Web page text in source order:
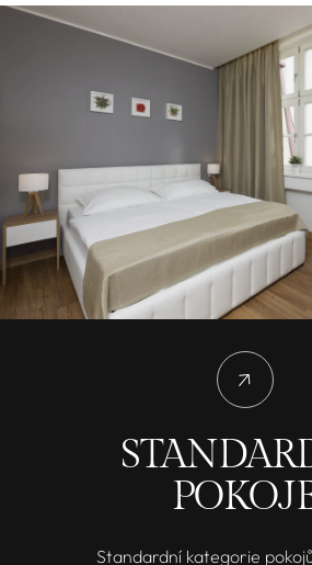
Standardní kategorie